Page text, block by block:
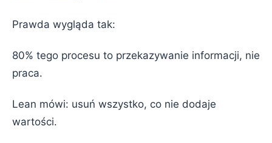
Prawda wygląda tak:
80% tego procesu to przekazywanie informacji, nie
praca.
Lean mówi: usuń wszystko, co nie dodaje
wartości.